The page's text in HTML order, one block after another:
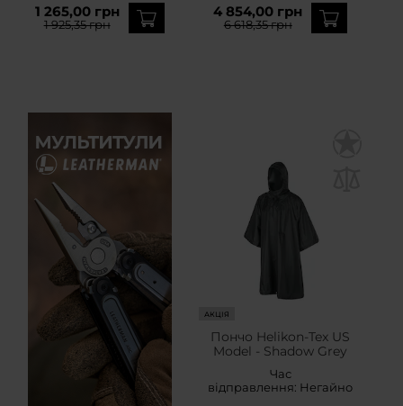
1 265,00 грн
1 925,35 грн
4 854,00 грн
6 618,35 грн
АКЦІЯ
Пончо Helikon-Tex US
Model - Shadow Grey
Час
відправлення: Негайно